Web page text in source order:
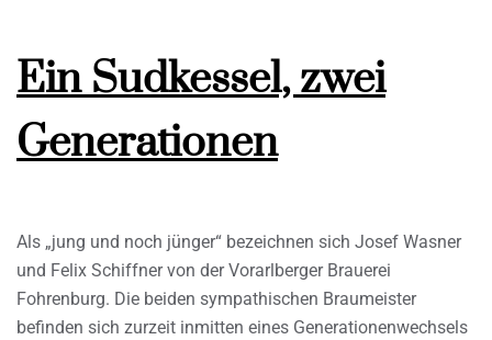
Ein Sudkessel, zwei
Generationen
Als „jung und noch jünger“ bezeichnen sich Josef Wasner
und Felix Schiffner von der Vorarlberger Brauerei
Fohrenburg. Die beiden sympathischen Braumeister
befinden sich zurzeit inmitten eines Generationenwechsels